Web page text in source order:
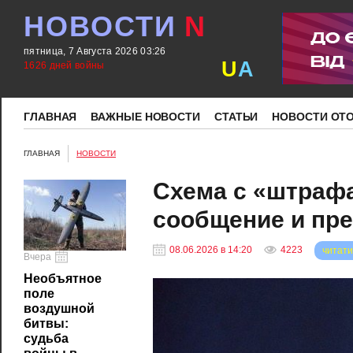
НОВОСТИ N
пятница, 7 Августа 2026 03:26
1626 дней войны
UA
ГЛАВНАЯ ВАЖНЫЕ НОВОСТИ СТАТЬИ НОВОСТИ
ГЛАВНАЯ НОВОСТИ
Вчера
Необъятное
поле
воздушной
битвы:
судьба
Схема с
сообщение и
08.06.2026 в 14:20 4223